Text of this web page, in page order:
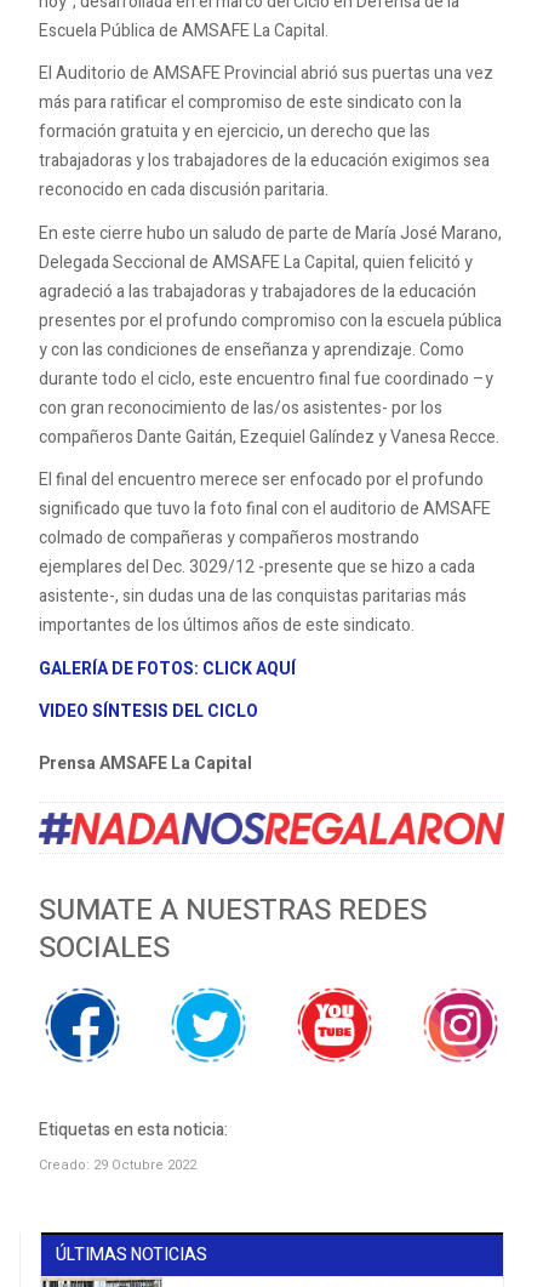
Escuela Pública de AMSAFE La Capital.
El Auditorio de AMSAFE Provincial abrió sus puertas una vez
más para ratificar el compromiso de este sindicato con la
formación gratuita y en ejercicio, un derecho que las
trabajadoras y los trabajadores de la educación exigimos sea
reconocido en cada discusión paritaria.
En este cierre hubo un saludo de parte de María José Marano,
Delegada Seccional de AMSAFE La Capital, quien felicitó y
agradeció a las trabajadoras y trabajadores de la educación
presentes por el profundo compromiso con la escuela pública
y con las condiciones de enseñanza y aprendizaje. Como
durante todo el ciclo, este encuentro final fue coordinado –y
con gran reconocimiento de las/os asistentes- por los
compañeros Dante Gaitán, Ezequiel Galíndez y Vanesa Recce.
El final del encuentro merece ser enfocado por el profundo
significado que tuvo la foto final con el auditorio de AMSAFE
colmado de compañeras y compañeros mostrando
ejemplares del Dec. 3029/12 -presente que se hizo a cada
asistente-, sin dudas una de las conquistas paritarias más
importantes de los últimos años de este sindicato.
GALERÍA DE FOTOS: CLICK AQUÍ
VIDEO SÍNTESIS DEL CICLO
Prensa AMSAFE La Capital
SUMATE A NUESTRAS REDES
SOCIALES
Etiquetas en esta noticia:
Creado: 29 Octubre 2022
ÚLTIMAS NOTICIAS